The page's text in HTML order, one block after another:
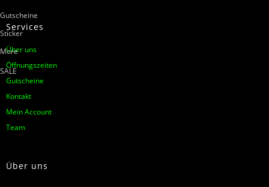
Gutscheine
Sticker
More
SALE
Services
Über uns
Öffnungszeiten
Gutscheine
Kontakt
Mein Account
Team
Über uns